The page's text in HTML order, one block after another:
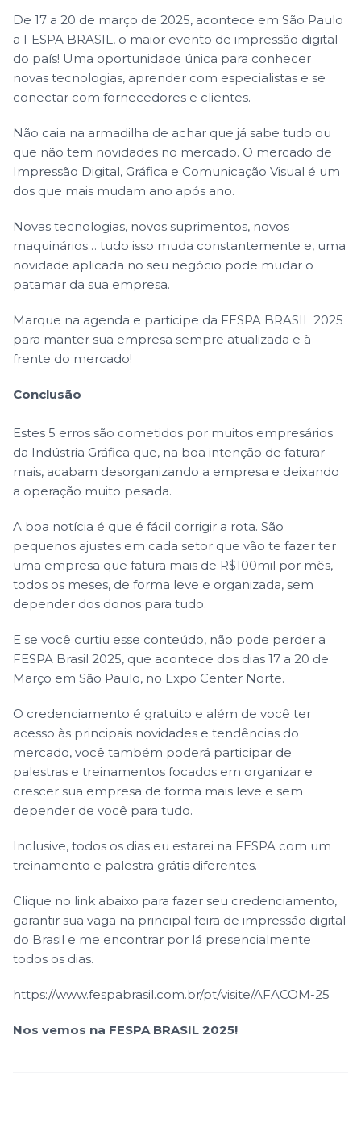
De 17 a 20 de março de 2025, acontece em São Paulo
a FESPA BRASIL, o maior evento de impressão digital
do país! Uma oportunidade única para conhecer
novas tecnologias, aprender com especialistas e se
conectar com fornecedores e clientes.
Não caia na armadilha de achar que já sabe tudo ou
que não tem novidades no mercado. O mercado de
Impressão Digital, Gráfica e Comunicação Visual é um
dos que mais mudam ano após ano.
Novas tecnologias, novos suprimentos, novos
maquinários… tudo isso muda constantemente e, uma
novidade aplicada no seu negócio pode mudar o
patamar da sua empresa.
Marque na agenda e participe da FESPA BRASIL 2025
para manter sua empresa sempre atualizada e à
frente do mercado!
Conclusão
Estes 5 erros são cometidos por muitos empresários
da Indústria Gráfica que, na boa intenção de faturar
mais, acabam desorganizando a empresa e deixando
a operação muito pesada.
A boa notícia é que é fácil corrigir a rota. São
pequenos ajustes em cada setor que vão te fazer ter
uma empresa que fatura mais de R$100mil por mês,
todos os meses, de forma leve e organizada, sem
depender dos donos para tudo.
E se você curtiu esse conteúdo, não pode perder a
FESPA Brasil 2025, que acontece dos dias 17 a 20 de
Março em São Paulo, no Expo Center Norte.
O credenciamento é gratuito e além de você ter
acesso às principais novidades e tendências do
mercado, você também poderá participar de
palestras e treinamentos focados em organizar e
crescer sua empresa de forma mais leve e sem
depender de você para tudo.
Inclusive, todos os dias eu estarei na FESPA com um
treinamento e palestra grátis diferentes.
Clique no link abaixo para fazer seu credenciamento,
garantir sua vaga na principal feira de impressão digital
do Brasil e me encontrar por lá presencialmente
todos os dias.
https://www.fespabrasil.com.br/pt/visite/AFACOM-25
Nos vemos na FESPA BRASIL 2025!